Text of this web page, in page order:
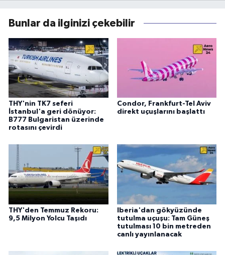
Bunlar da ilginizi çekebilir
THY'nin TK7 seferi
İstanbul'a geri dönüyor:
B777 Bulgaristan üzerinde
rotasını çevirdi
Condor, Frankfurt-Tel Aviv
direkt uçuşlarını başlattı
THY'den Temmuz Rekoru:
9,5 Milyon Yolcu Taşıdı
Iberia'dan gökyüzünde
tutulma uçuşu: Tam Güneş
tutulması 10 bin metreden
canlı yayınlanacak